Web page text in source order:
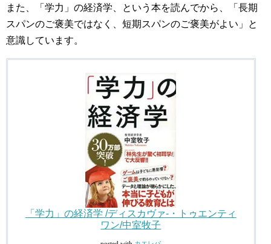
また、「学力」の経済学、という本を読んでから、「長期
スパンのご褒美ではなく、短期スパンのご褒美がよい」と
意識しています。
「学力」の経済学 /ディスカヴァ-・トゥエンティ
ワン/中室牧子